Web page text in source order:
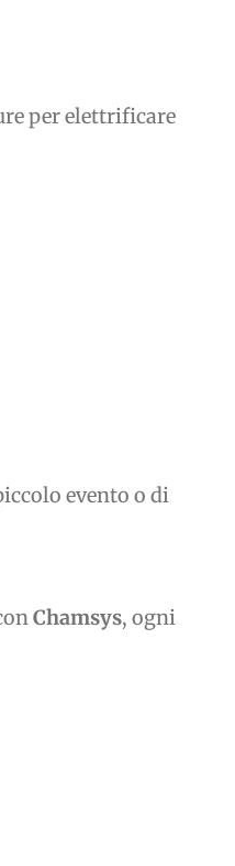
per elettrificare
evento o di
Chamsys, ogni